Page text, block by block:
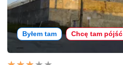
Byłem tam Chcę tam pójść